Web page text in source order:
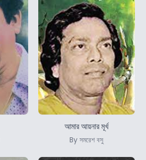
আমার আয়নার মূর্খ
By সমরেশ বসু